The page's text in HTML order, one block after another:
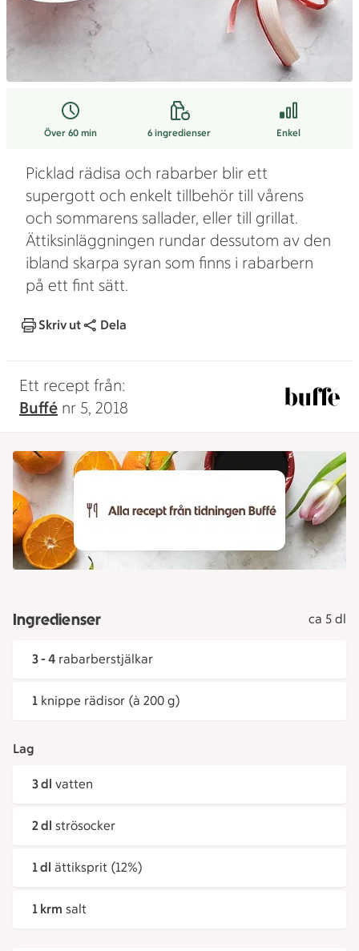
Över 60 min 6ingredienser Enkel
Picklad rädisa och rabarber blir ett
supergott och enkelt tillbehör till vårens
och sommarens sallader, eller till grillat.
Ättiksinläggningen rundar dessutom av den
ibland skarpa syran som finns i rabarbern
på ett fint sätt.
Skriv ut Dela
Ett recept från:
Buffé nr 5, 2018
Ingredienser ca 5 dl
3 - 4 rabarberstjälkar
1 knippe rädisor (à 200 g)
Lag
3 dl vatten
2 dl strösocker
1 dl ättiksprit (12%)
1 krm salt